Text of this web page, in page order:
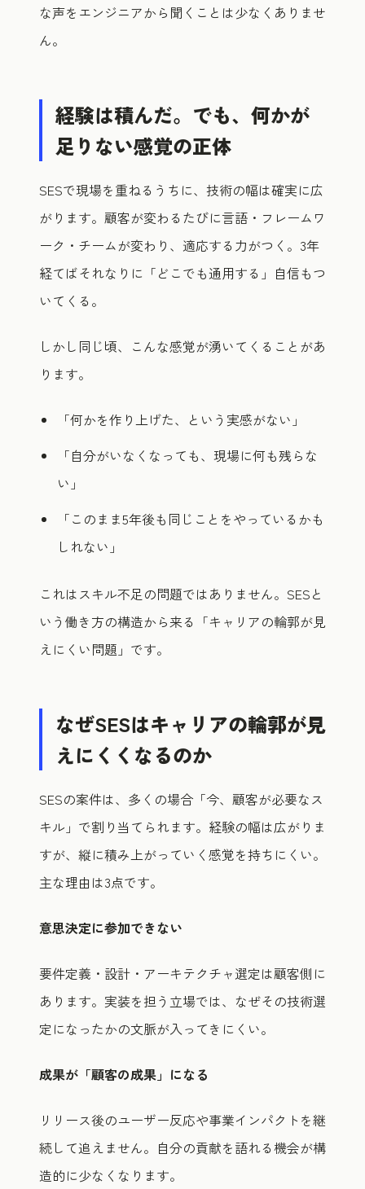
な声をエンジニアから聞くことは少なくありませ
ん。
経験は積んだ。でも、何かが
足りない感覚の正体
SESで現場を重ねるうちに、技術の幅は確実に広
がります。顧客が変わるたびに言語・フレームワ
ーク・チームが変わり、適応する力がつく。3年
経てばそれなりに「どこでも通用する」自信もつ
いてくる。
しかし同じ頃、こんな感覚が湧いてくることがあ
ります。
「何かを作り上げた、という実感がない」
「自分がいなくなっても、現場に何も残らな
い」
「このまま5年後も同じことをやっているかも
しれない」
これはスキル不足の問題ではありません。SESと
いう働き方の構造から来る「キャリアの輪郭が見
えにくい問題」です。
なぜSESはキャリアの輪郭が見
えにくくなるのか
SESの案件は、多くの場合「今、顧客が必要なス
キル」で割り当てられます。経験の幅は広がりま
すが、縦に積み上がっていく感覚を持ちにくい。
主な理由は3点です。
意思決定に参加できない
要件定義・設計・アーキテクチャ選定は顧客側に
あります。実装を担う立場では、なぜその技術選
定になったかの文脈が入ってきにくい。
成果が「顧客の成果」になる
リリース後のユーザー反応や事業インパクトを継
続して追えません。自分の貢献を語れる機会が構
造的に少なくなります。